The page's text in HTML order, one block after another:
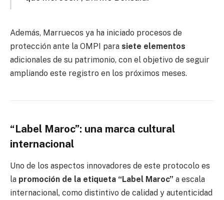
Además, Marruecos ya ha iniciado procesos de
protección ante la OMPI para siete elementos
adicionales de su patrimonio, con el objetivo de seguir
ampliando este registro en los próximos meses.
“Label Maroc”: una marca cultural
internacional
Uno de los aspectos innovadores de este protocolo es
la promoción de la etiqueta “Label Maroc” a escala
internacional, como distintivo de calidad y autenticidad